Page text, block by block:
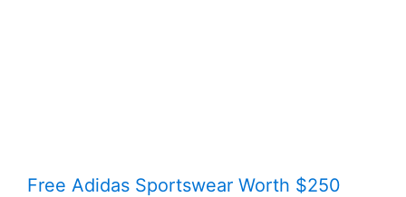
Free Adidas Sportswear Worth $250